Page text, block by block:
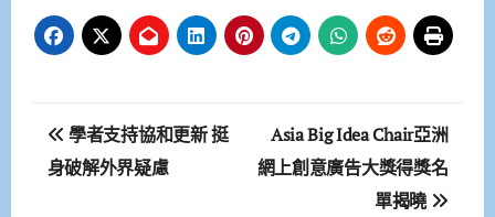
文
章
學者支持協和更新 挺
身破解外界疑慮
Asia Big Idea Chair亞洲
網上創意廣告大獎得獎名
單揭曉